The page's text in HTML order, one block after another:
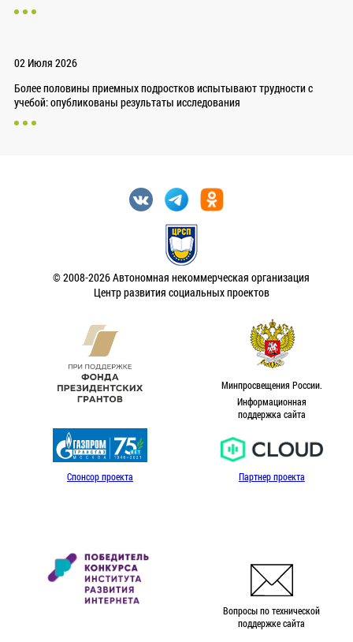
02 Июля 2026
Более половины приемных подростков испытывают трудности с
учебой: опубликованы результаты исследования
© 2008-2026 Автономная некоммерческая организация
Центр развития социальных проектов
Минпросвещения России.
Информационная
поддержка сайта
Спонсор проекта Партнер проекта
Вопросы по технической
поддержке сайта